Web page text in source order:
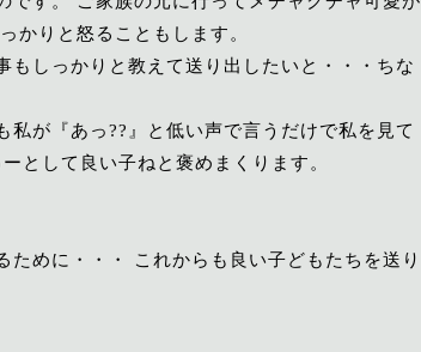
かりと怒ることもします。
しっかりと教えて送り出したいと・・・ちな
が『あっ??』と低い声で言うだけで私を見て
として良い子ねと褒めまくります。
めに・・・ これからも良い子どもたちを送り